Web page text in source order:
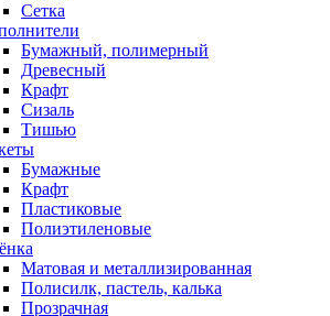
Сетка
Бумажный, полимерный
Древесный
Крафт
Сизаль
Тишью
Бумажные
Крафт
Пластиковые
Полиэтиленовые
Матовая и металлизированная
Полисилк, пастель, калька
Прозрачная